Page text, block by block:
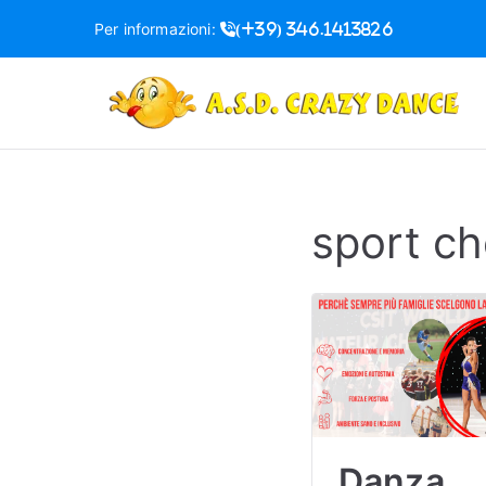
Per informazioni: (+39) 346.1413826
sport